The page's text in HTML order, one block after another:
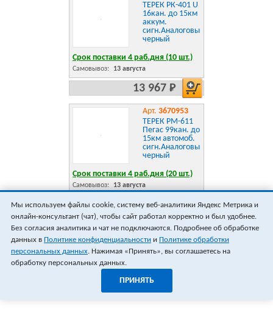
ТЕРЕК РК-401 U
16кан. до 15км
аккум.
сигн.Аналоговый
черный
Срок поставки 4 раб.дня (10 шт.)
Самовывоз: 13 августа
13 967 Р
Арт. 3670953
ТЕРЕК РМ-611
Пегас 99кан. до
15км автомоб.
сигн.Аналоговый
черный
Срок поставки 4 раб.дня (20 шт.)
Самовывоз: 13 августа
16 031 Р
ПОКАЗАТЬ ЕЩЁ 18ВСЕГО 20
Мы используем файлы cookie, систему веб-аналитики Яндекс Метрика и
онлайн-консультант (чат), чтобы сайт работал корректно и был удобнее.
Без согласия аналитика и чат не подключаются. Подробнее об обработке
данных в Политике конфиденциальности и Политике обработки
персональных данных. Нажимая «Принять», вы соглашаетесь на
обработку персональных данных.
ПРИНЯТЬ